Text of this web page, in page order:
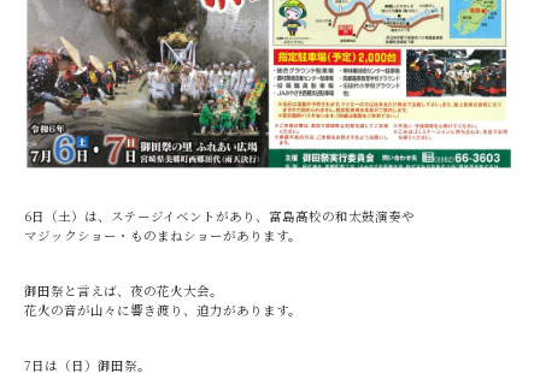
6日（土）は、ステージイベントがあり、富島高校の和太鼓演奏や
マジックショー・ものまねショーがあります。
御田祭と言えば、夜の花火大会。
花火の音が山々に響き渡り、迫力があります。
7日は（日）御田祭。